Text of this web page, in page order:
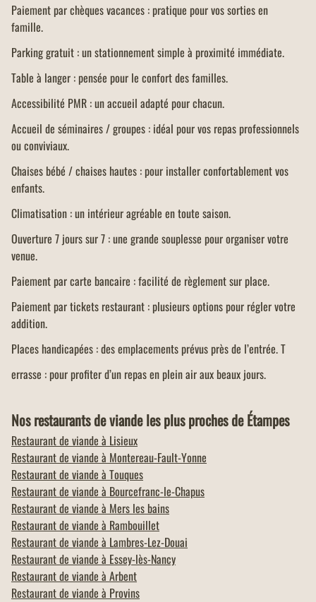
Paiement par chèques vacances : pratique pour vos sorties en
famille.
Parking gratuit : un stationnement simple à proximité immédiate.
Table à langer : pensée pour le confort des familles.
Accessibilité PMR : un accueil adapté pour chacun.
Accueil de séminaires / groupes : idéal pour vos repas professionnels
ou conviviaux.
Chaises bébé / chaises hautes : pour installer confortablement vos
enfants.
Climatisation : un intérieur agréable en toute saison.
Ouverture 7 jours sur 7 : une grande souplesse pour organiser votre
venue.
Paiement par carte bancaire : facilité de règlement sur place.
Paiement par tickets restaurant : plusieurs options pour régler votre
addition.
Places handicapées : des emplacements prévus près de l’entrée. T
errasse : pour profiter d’un repas en plein air aux beaux jours.
Nos restaurants de viande les plus proches de Étampes
Restaurant de viande à Lisieux
Restaurant de viande à Montereau-Fault-Yonne
Restaurant de viande à Touques
Restaurant de viande à Bourcefranc-le-Chapus
Restaurant de viande à Mers les bains
Restaurant de viande à Rambouillet
Restaurant de viande à Lambres-Lez-Douai
Restaurant de viande à Essey-lès-Nancy
Restaurant de viande à Arbent
Restaurant de viande à Provins